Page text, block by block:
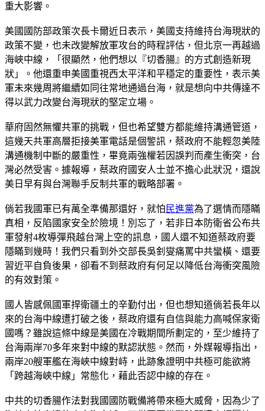
重大影響。
美國國防部政策次長卡爾近日表示，美國支持維持台海現狀的
政策不變，也未改變解放軍攻台的時程評估，但北京一再越過
海峽中線，「很顯然，他們想以『切香腸』的方式創造新現
狀」。他還重申美國重視西太平洋和平穩定的重要性，表示美
軍未來幾周將繼續如同往常地通過台海，就是想向中共傳達不
得以武力改變台海現狀的堅定立場。
華府固然無懼共軍的挑戰，但也希望雙方都能維持溝通管道，
這幾天共軍高層拒接美軍電話是個警訊，蔡政府不能輕忽美陸
溝通機制中斷的嚴重性，畢竟兩強權若因誤判而產生衝突，台
灣必然受害。據報導，蔡政府國安人士並不擔心此狀況，還說
美日早有與台灣聯手反制共軍的戰略部署。
倘若我國軍已有萬全準備那還好，就怕 民進黨為了選情而隱瞞
真相，反陷國家安全於險境！別忘了，若非日本防衛省公布共
軍發射4枚導彈飛越台灣上空的訊息，國人還不知道蔡政府要
隱瞞到幾時！我們只看到外交部長吳釗燮痛罵中共蠻橫、還要
習近平自負後果，卻看不到蔡政府有何足以降低台海衝突風險
的有效對策。
國人皆感佩國軍捍衛疆土的辛勤付出，但也想知道倘若長年以
來的台海中線遭打破之後，蔡政府還有自信與能力高喊保家衛
國嗎？雖說這條中線是美國在冷戰期間所劃定的，至少維持了
台海兩岸70多年來對中線的默認狀態。然而，外媒報導指出，
兩岸20艘軍艦在海峽中線對峙，此跡象證明中共極可能欲將
「跨越海峽中線」常態化，藉此否認中線的存在。
中共的切香腸作法對我國國防戰備將帶來極大威脅，因為少了